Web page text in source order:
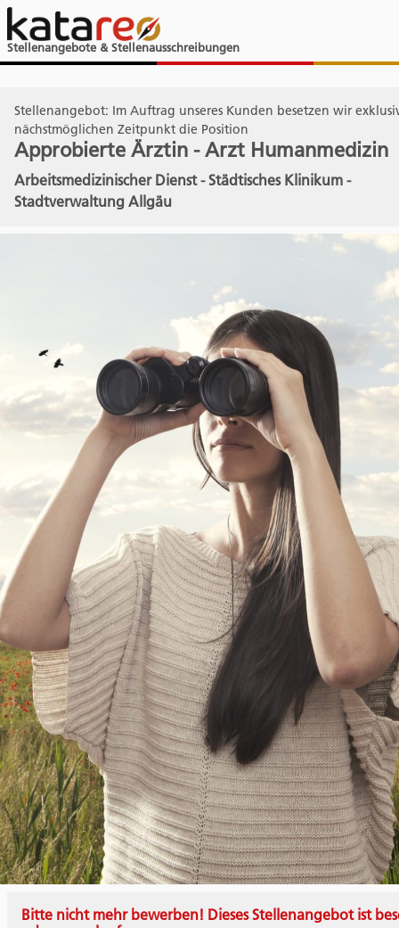
Stellenangebote & Stellenausschreibungen
Stellenangebot: Im Auftrag unseres Kunden besetzen wir
nächstmöglichen Zeitpunkt die Position
Approbierte Ärztin - Arzt Humanmedizin
Arbeitsmedizinischer Dienst - Städtisches Klinikum -
Stadtverwaltung Allgäu
Bitte nicht mehr bewerben! Dieses Stellenangebot ist